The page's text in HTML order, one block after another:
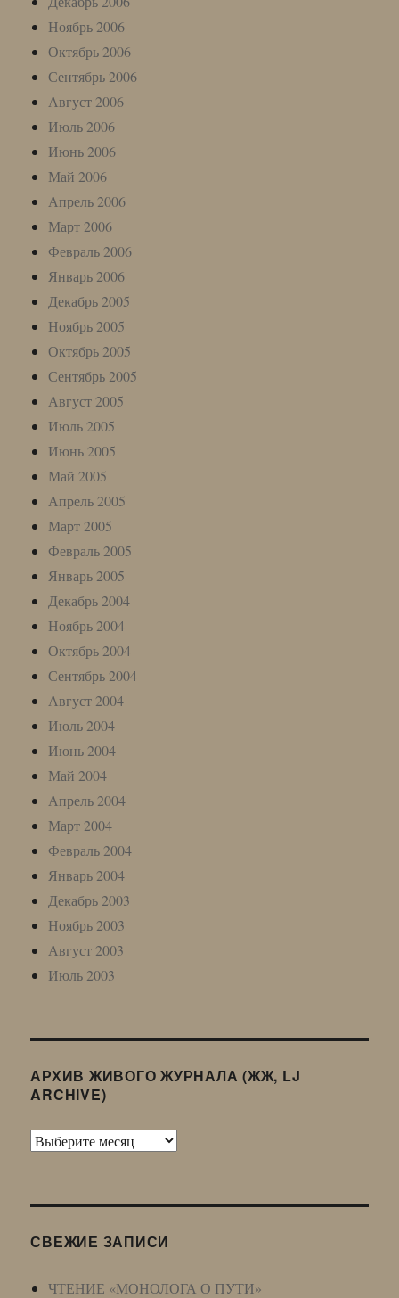
Ноябрь 2006
Октябрь 2006
Сентябрь 2006
Август 2006
Июль 2006
Июнь 2006
Май 2006
Апрель 2006
Март 2006
Февраль 2006
Январь 2006
Декабрь 2005
Ноябрь 2005
Октябрь 2005
Сентябрь 2005
Август 2005
Июль 2005
Июнь 2005
Май 2005
Апрель 2005
Март 2005
Февраль 2005
Январь 2005
Декабрь 2004
Ноябрь 2004
Октябрь 2004
Сентябрь 2004
Август 2004
Июль 2004
Июнь 2004
Май 2004
Апрель 2004
Март 2004
Февраль 2004
Январь 2004
Декабрь 2003
Ноябрь 2003
Август 2003
Июль 2003
АРХИВ ЖИВОГО ЖУРНАЛА (ЖЖ, LJ
ARCHIVE)
Архив
LJ
СВЕЖИЕ ЗАПИСИ
ЧТЕНИЕ «МОНОЛОГА О ПУТИ»